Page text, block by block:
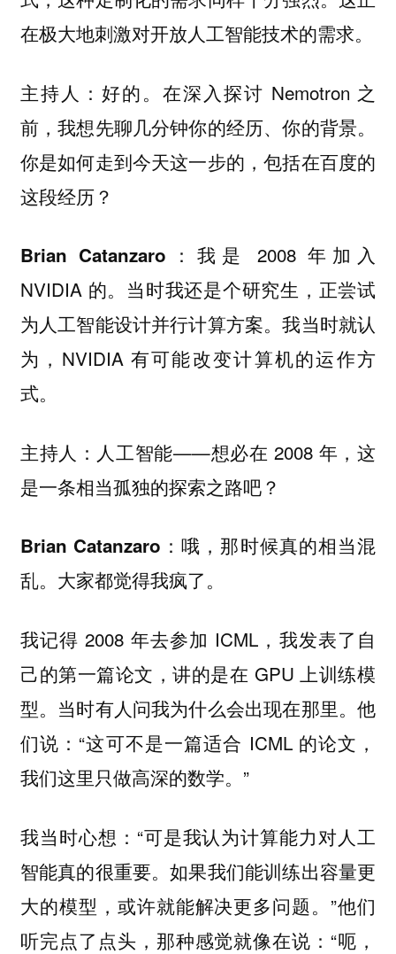
在极大地刺激对开放人工智能技术的需求。
主持人： 好的。在深入探讨 Nemotron 之
前，我想先聊几分钟你的经历、你的背景。
你是如何走到今天这一步的，包括在百度的
这段经历？
Brian Catanzaro： 我是 2008 年加入
NVIDIA 的。当时我还是个研究生，正尝试
为人工智能设计并行计算方案。我当时就认
为，NVIDIA 有可能改变计算机的运作方
式。
主持人： 人工智能——想必在 2008 年，这
是一条相当孤独的探索之路吧？
Brian Catanzaro：哦，那时候真的相当混
乱。大家都觉得我疯了。
我记得 2008 年去参加 ICML，我发表了自
己的第一篇论文，讲的是在 GPU 上训练模
型。当时有人问我为什么会出现在那里。他
们说：“这可不是一篇适合 ICML 的论文，
我们这里只做高深的数学。”
我当时心想：“可是我认为计算能力对人工
智能真的很重要。如果我们能训练出容量更
大的模型，或许就能解决更多问题。”他们
听完点了点头，那种感觉就像在说：“呃，